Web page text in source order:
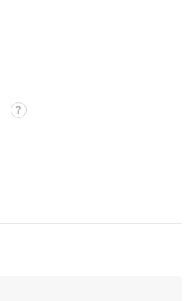
?